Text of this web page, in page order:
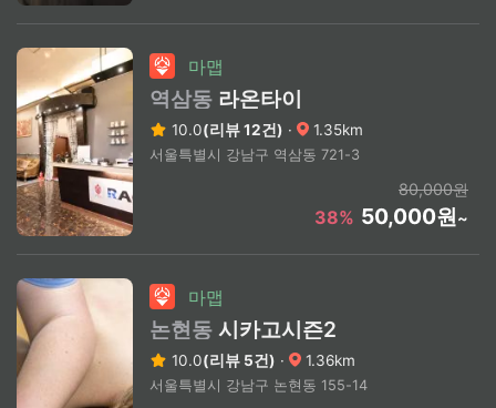
마맵
역삼동 라온타이
10.0(리뷰 12건) · 1.35km
서울특별시 강남구 역삼동 721-3
80,000원
38% 50,000원~
마맵
논현동 시카고시즌2
10.0(리뷰 5건) · 1.36km
서울특별시 강남구 논현동 155-14